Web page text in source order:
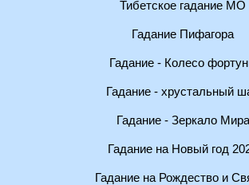
Тибетское гадание МО
Гадание Пифагора
Гадание - Колесо
Гадание - хрустальный
Гадание - Зеркало Мира
Гадание на Новый год
Гадание на Рождество и